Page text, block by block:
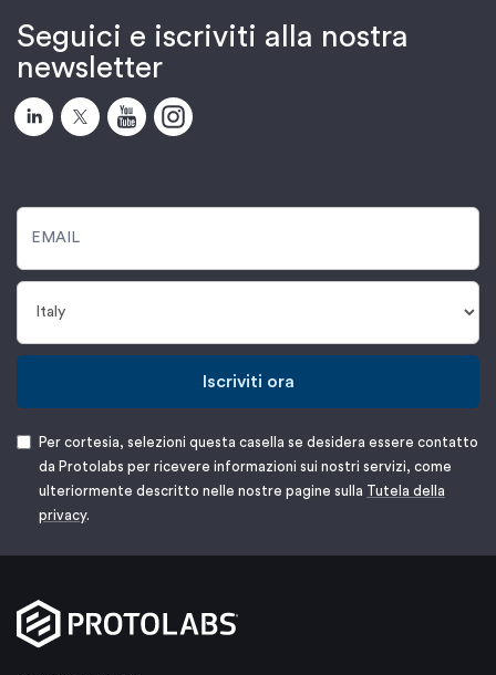
Seguici e iscriviti alla nostra
newsletter
Iscriviti ora
Per cortesia, selezioni questa casella se desidera essere contatto
da Protolabs per ricevere informazioni sui nostri servizi, come
ulteriormente descritto nelle nostre pagine sulla Tutela della
privacy.